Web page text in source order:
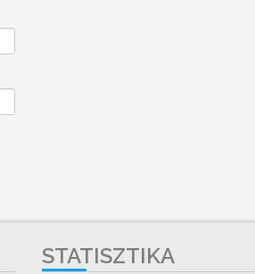
STATISZTIKA